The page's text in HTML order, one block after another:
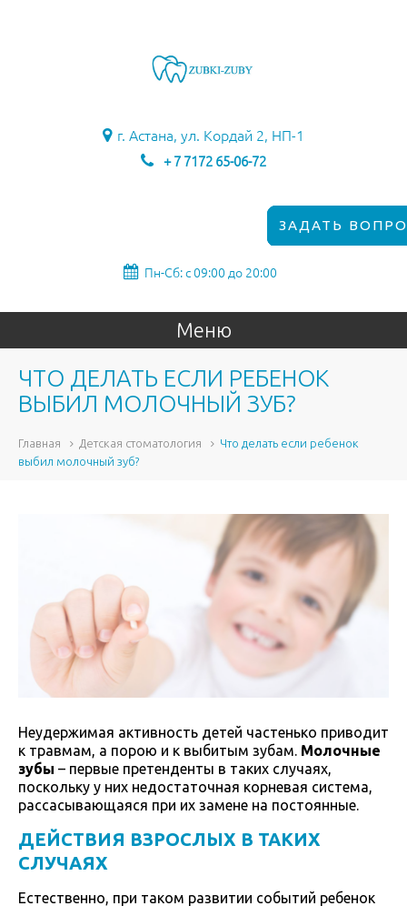
г. Астана, ул. Кордай 2, НП-1
+ 7 7172 65-06-72
ЗАДАТЬ
Пн-Сб: с 09:00 до 20:00
Меню
ЧТО ДЕЛАТЬ ЕСЛИ РЕБЕНОК
ВЫБИЛ МОЛОЧНЫЙ ЗУБ?
Главная Детская стоматология
Что делать если ребенок
выбил молочный зуб?
Неудержимая активность детей частенько приводит
к травмам, а порою и к выбитым зубам. Молочные
зубы – первые претенденты в таких случаях,
поскольку у них недостаточная корневая система,
рассасывающаяся при их замене на постоянные.
ДЕЙСТВИЯ ВЗРОСЛЫХ В ТАКИХ
СЛУЧАЯХ
Естественно, при таком развитии событий ребенок